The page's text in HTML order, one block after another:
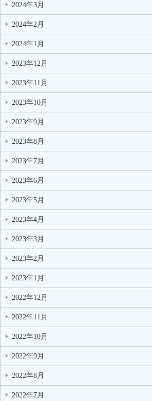
2024年3月
2024年2月
2024年1月
2023年12月
2023年11月
2023年10月
2023年9月
2023年8月
2023年7月
2023年6月
2023年5月
2023年4月
2023年3月
2023年2月
2023年1月
2022年12月
2022年11月
2022年10月
2022年9月
2022年8月
2022年7月